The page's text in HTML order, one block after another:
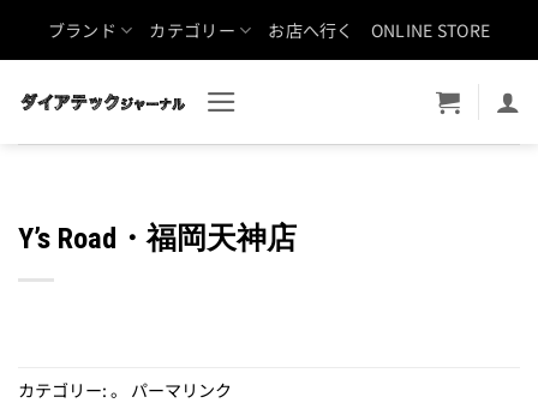
ブランド カテゴリー お店へ行く ONLINE STORE
Y’s Road・福岡天神店
カテゴリー: 。 パーマリンク